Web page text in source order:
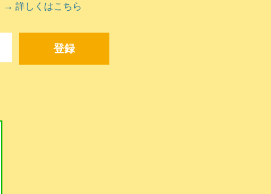
→ 詳しくはこちら